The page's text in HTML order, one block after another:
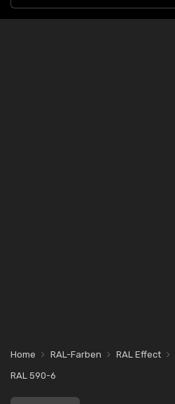
Home RAL-Farben RAL Effect
RAL 590-6